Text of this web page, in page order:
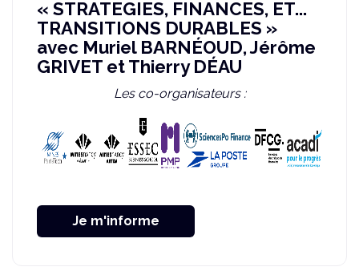
« STRATEGIES, FINANCES, ET...
TRANSITIONS DURABLES »
avec Muriel BARNÉOUD, Jérôme
GRIVET et Thierry DÉAU
Les co-organisateurs :
Je m'informe